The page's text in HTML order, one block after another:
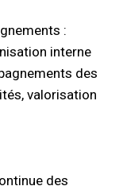
:
interne
des
valorisation
des